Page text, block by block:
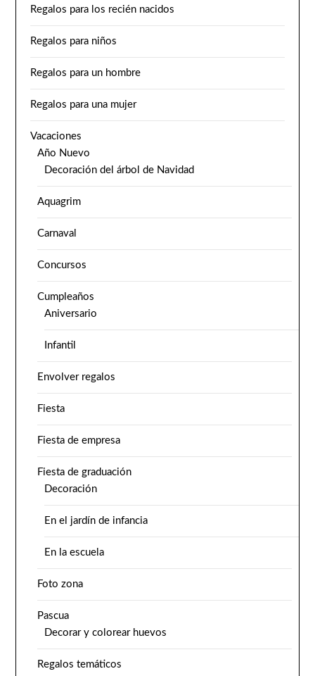
Regalos para los recién nacidos
Regalos para niños
Regalos para un hombre
Regalos para una mujer
Vacaciones
Año Nuevo
Decoración del árbol de Navidad
Aquagrim
Carnaval
Concursos
Cumpleaños
Aniversario
Infantil
Envolver regalos
Fiesta
Fiesta de empresa
Fiesta de graduación
Decoración
En el jardín de infancia
En la escuela
Foto zona
Pascua
Decorar y colorear huevos
Regalos temáticos